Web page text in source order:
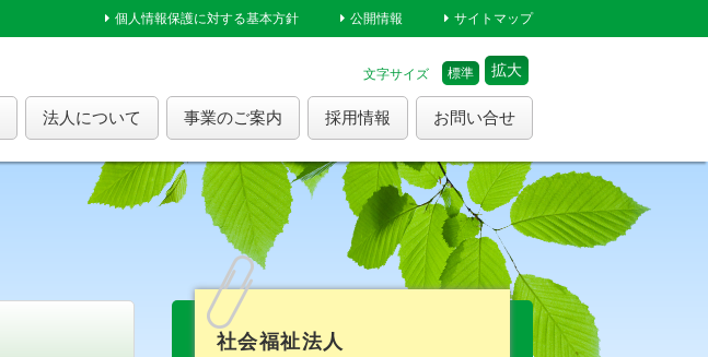
個人情報保護に対する基本方針 公開情報 サイトマップ
文字サイズ 標準 拡大
お問い合せ
採用情報
事業のご案内
法人について
社会福祉法人